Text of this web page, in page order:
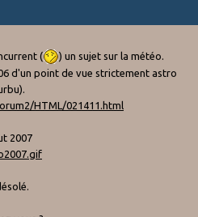
(
) un sujet sur la météo.
d'un point de vue strictement astro
HTML/021411.html
2007